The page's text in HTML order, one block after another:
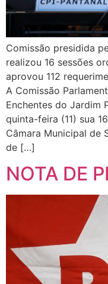
Comissão presidida
realizou 16 sessões
aprovou 112
A Comissão
Enchentes do Jardim
quinta-feira (11) sua
Câmara Municipal de
de […]
NOTA DE